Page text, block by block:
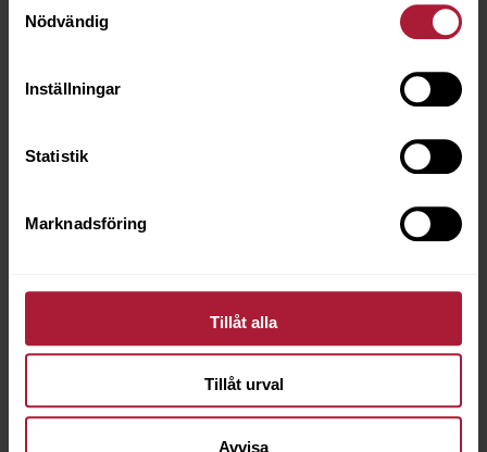
Nödvändig
Inställningar
Statistik
Marknadsföring
Tillåt alla
Tillåt urval
Avvisa